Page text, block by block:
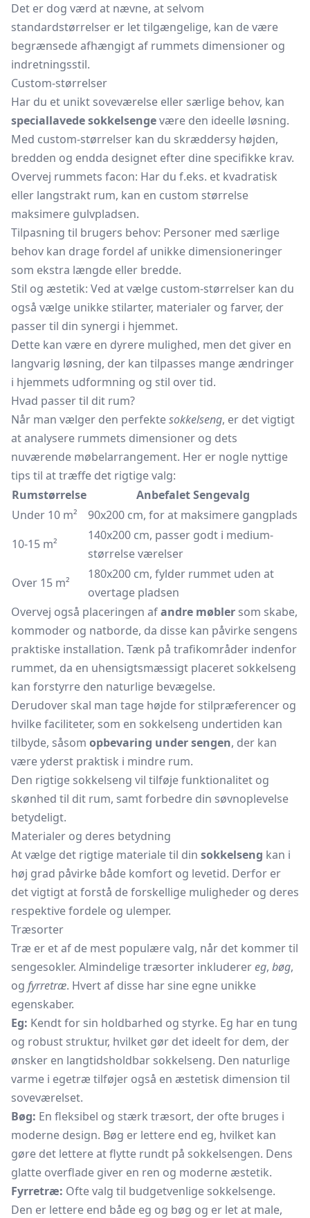
Det er dog værd at nævne, at selvom
standardstørrelser er let tilgængelige, kan de være
begrænsede afhængigt af rummets dimensioner og
indretningsstil.
Custom-størrelser
Har du et unikt soveværelse eller særlige behov, kan
speciallavede sokkelsengevære den ideelle løsning.
Med custom-størrelser kan du skræddersy højden,
bredden og endda designet efter dine specifikke krav.
Overvej rummets facon: Har du f.eks. et kvadratisk
eller langstrakt rum, kan en custom størrelse
maksimere gulvpladsen.
Tilpasning til brugers behov: Personer med særlige
behov kan drage fordel af unikke dimensioneringer
som ekstra længde eller bredde.
Stil og æstetik: Ved at vælge custom-størrelser kan du
også vælge unikke stilarter, materialer og farver, der
passer til din synergi i hjemmet.
Dette kan være en dyrere mulighed, men det giver en
langvarig løsning, der kan tilpasses mange ændringer
i hjemmets udformning og stil over tid.
Hvad passer til dit rum?
Når man vælger den perfektesokkelseng, er det vigtigt
at analysere rummets dimensioner og dets
nuværende møbelarrangement. Her er nogle nyttige
tips til at træffe det rigtige valg:
Rumstørrelse
Anbefalet Sengevalg
Under 10 m²
90x200 cm, for at maksimere gangplads
10-15 m²
140x200 cm, passer godt i medium-
størrelse værelser
Over 15 m²
180x200 cm, fylder rummet uden at
overtage pladsen
Overvej også placeringen afandre møbler som skabe,
kommoder og natborde, da disse kan påvirke sengens
praktiske installation. Tænk på trafikområder indenfor
rummet, da en uhensigtsmæssigt placeret sokkelseng
kan forstyrre den naturlige bevægelse.
Derudover skal man tage højde for stilpræferencer og
hvilke faciliteter, som en sokkelseng undertiden kan
tilbyde, såsom opbevaring under sengen, der kan
være yderst praktisk i mindre rum.
Den rigtige sokkelseng vil tilføje funktionalitet og
skønhed til dit rum, samt forbedre din søvnoplevelse
betydeligt.
Materialer og deres betydning
At vælge det rigtige materiale til din sokkelseng kan i
høj grad påvirke både komfort og levetid. Derfor er
det vigtigt at forstå de forskellige muligheder og deres
respektive fordele og ulemper.
Træsorter
Træ er et af de mest populære valg, når det kommer til
sengesokler. Almindelige træsorter inkluderereg, bøg,
og fyrretræ. Hvert af disse har sine egne unikke
egenskaber.
Eg: Kendt for sin holdbarhed og styrke. Eg har en tung
og robust struktur, hvilket gør det ideelt for dem, der
ønsker en langtidsholdbar sokkelseng. Den naturlige
varme i egetræ tilføjer også en æstetisk dimension til
soveværelset.
Bøg: En fleksibel og stærk træsort, der ofte bruges i
moderne design. Bøg er lettere end eg, hvilket kan
gøre det lettere at flytte rundt på sokkelsengen. Dens
glatte overflade giver en ren og moderne æstetik.
Fyrretræ: Ofte valg til budgetvenlige sokkelsenge.
Den er lettere end både eg og bøg og er let at male,